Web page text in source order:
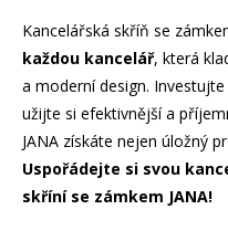
Kancelářská skříň se
každou kancelář, která
a moderní design.
užijte si efektivnější a
JANA získáte nejen úložný
Uspořádejte si svou
skříní se zámkem JANA!